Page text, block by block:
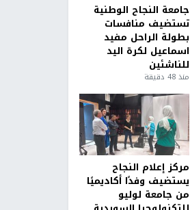
جامعة النجاح الوطنية
تستضيف منافسات
بطولة الراحل مفيد
اسماعيل لكرة اليد
للناشئين
منذ 48 دقيقة
مركز إعلام النجاح
يستضيف وفدًا أكاديميًا
من جامعة لوليو